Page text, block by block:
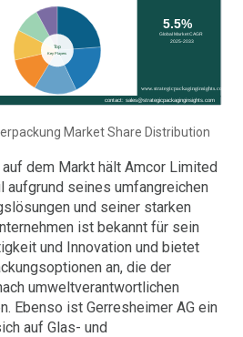
Market Share Distribution
dem Markt hält Amcor Limited
aufgrund seines umfangreichen
und seiner starken
ist bekannt für sein
und Innovation und bietet
an, die der
umweltverantwortlichen
Ebenso ist Gerresheimer AG ein
auf Glas- und